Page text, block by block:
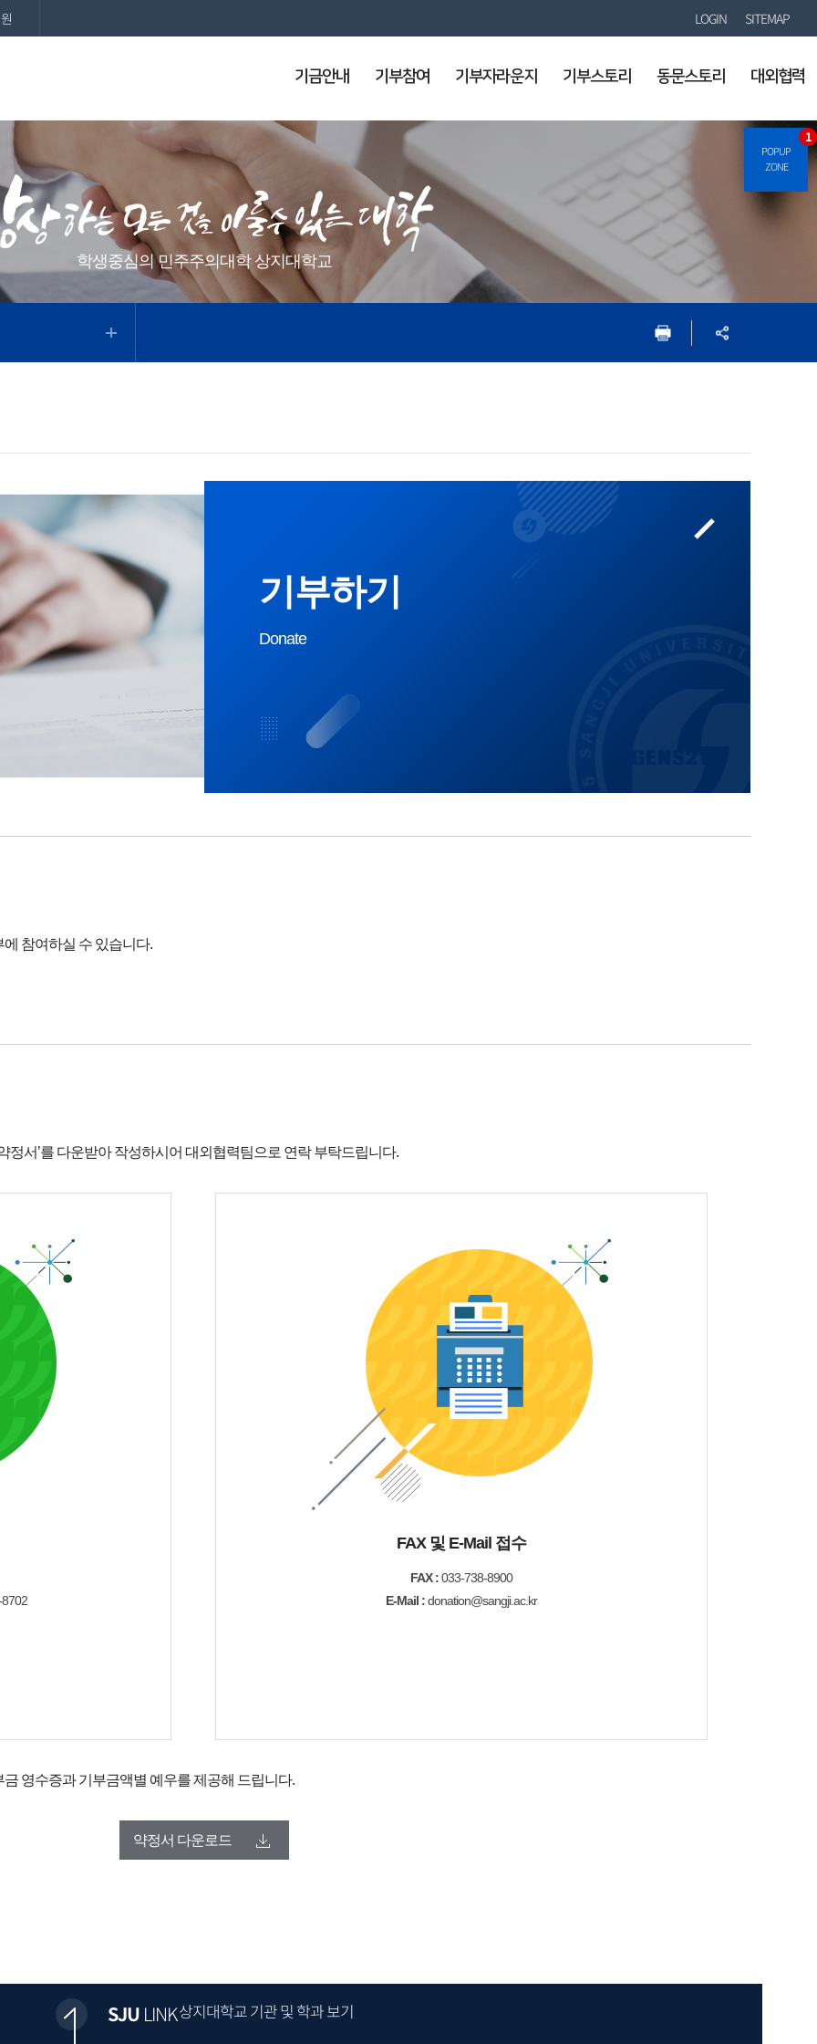
POPUP
ZONE
1
LOGIN SITEMAP
기금안내 기부참여 기부자라운지 기부스토리 동문스토리 대외협력
학생중심의 민주주의대학 상지대학교
기부하기
Donate
참여하실 수 있습니다.
정서’를 다운받아 작성하시어 대외협력팀으로 연락 부탁드립니다.
FAX 및 E-Mail 접수
FAX :033-738-8900
E-Mail :donation@sangji.ac.kr
영수증과 기부금액별 예우를 제공해 드립니다.
약정서 다운로드
SJU LINK상지대학교 기관 및 학과 보기